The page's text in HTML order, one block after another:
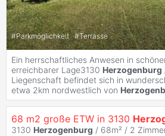
#Parkmöglichkeit #Terrasse
Ein herrschaftliches Anwesen in
erreichbarer Lage3130 Herzogenburg
Liegenschaft befindet sich in
etwa 2km nordwestlich von
68 m2 große ETW in 3130
3130 Herzogenburg / 68m² / 2